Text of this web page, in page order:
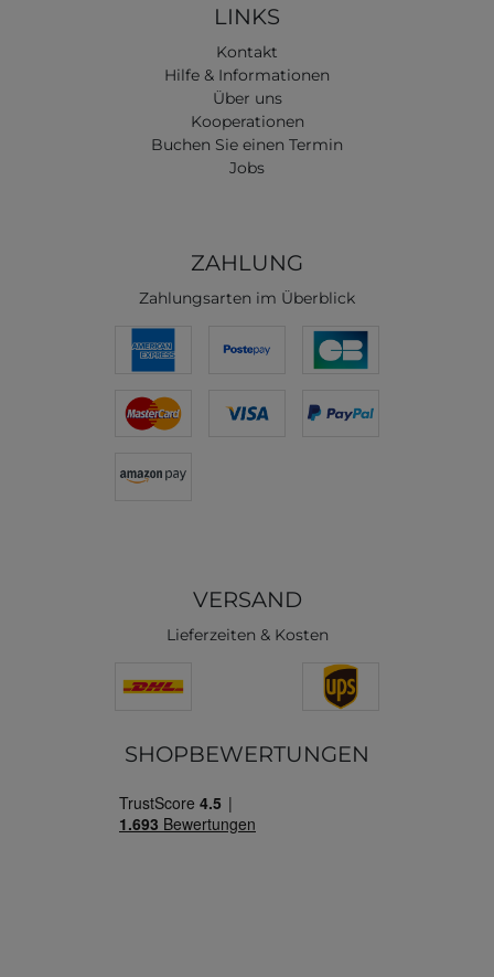
LINKS
Kontakt
Hilfe & Informationen
Über uns
Kooperationen
Buchen Sie einen Termin
Jobs
ZAHLUNG
Zahlungsarten im Überblick
VERSAND
Lieferzeiten & Kosten
SHOPBEWERTUNGEN